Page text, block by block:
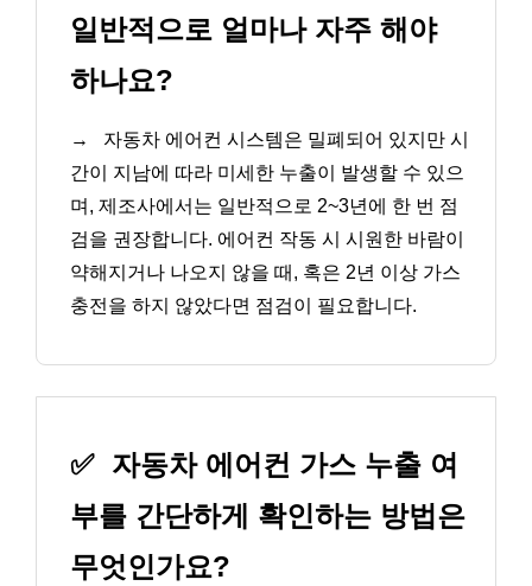
일반적으로 얼마나 자주 해야
하나요?
→
자동차 에어컨 시스템은 밀폐되어 있지만 시
간이 지남에 따라 미세한 누출이 발생할 수 있으
며, 제조사에서는 일반적으로 2~3년에 한 번 점
검을 권장합니다. 에어컨 작동 시 시원한 바람이
약해지거나 나오지 않을 때, 혹은 2년 이상 가스
충전을 하지 않았다면 점검이 필요합니다.
✅ 자동차 에어컨 가스 누출 여
부를 간단하게 확인하는 방법은
무엇인가요?